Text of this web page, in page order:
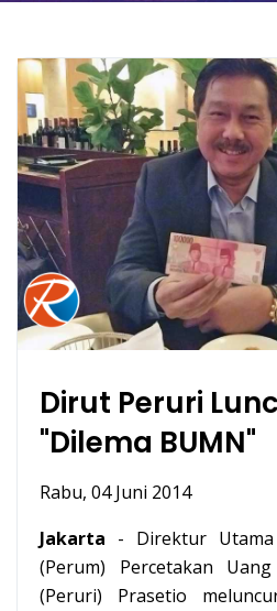
Dirut Peruri
"Dilema BUMN"
Rabu, 04 Juni 2014
Jakarta - Direktur Utama
(Perum) Percetakan
(Peruri) Prasetio